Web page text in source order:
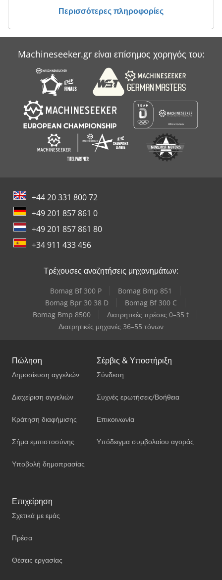
Περισσότερες πληροφορίες
Machineseeker.gr είναι επίσημος χορηγός του:
+44 20 331 800 72
+49 201 857 861 0
+49 201 857 861 80
+34 911 433 456
Τρέχουσες αναζητήσεις μηχανημάτων:
Bomag Bf 300 P
Bomag Bmp 851
Bomag Bpr 30 38 D
Bomag Bf 300 C
Bomag Bmp 8500
Διατρητικές πρέσες 0–35 t
Διατρητικές μηχανές 36–55 τόνων
Πώληση
Δημοσίευση αγγελιών
Διαχείριση αγγελιών
Κράτηση διαφήμισης
Σήμα εμπιστοσύνης
Υποβολή δημοπρασίας
Σέρβις & Υποστήριξη
Σύνδεση
Συχνές ερωτήσεις/Βοήθεια
Επικοινωνία
Υπόδειγμα συμβολαίου αγοράς
Επιχείρηση
Σχετικά με εμάς
Πρέσα
Θέσεις εργασίας